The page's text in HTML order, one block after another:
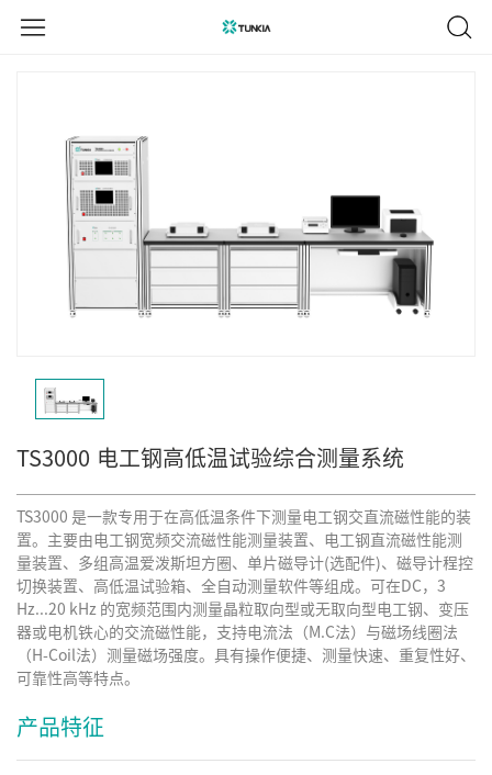
TS3000 电工钢高低温试验综合测量系统
TS3000 是一款专用于在高低温条件下测量电工钢交直流磁性能的装
置。主要由电工钢宽频交流磁性能测量装置、电工钢直流磁性能测
量装置、多组高温爱泼斯坦方圈、单片磁导计(选配件)、磁导计程控
切换装置、高低温试验箱、全自动测量软件等组成。可在DC，3
Hz...20 kHz 的宽频范围内测量晶粒取向型或无取向型电工钢、变压
器或电机铁心的交流磁性能，支持电流法（M.C法）与磁场线圈法
（H-Coil法）测量磁场强度。具有操作便捷、测量快速、重复性好、
可靠性高等特点。
产品特征